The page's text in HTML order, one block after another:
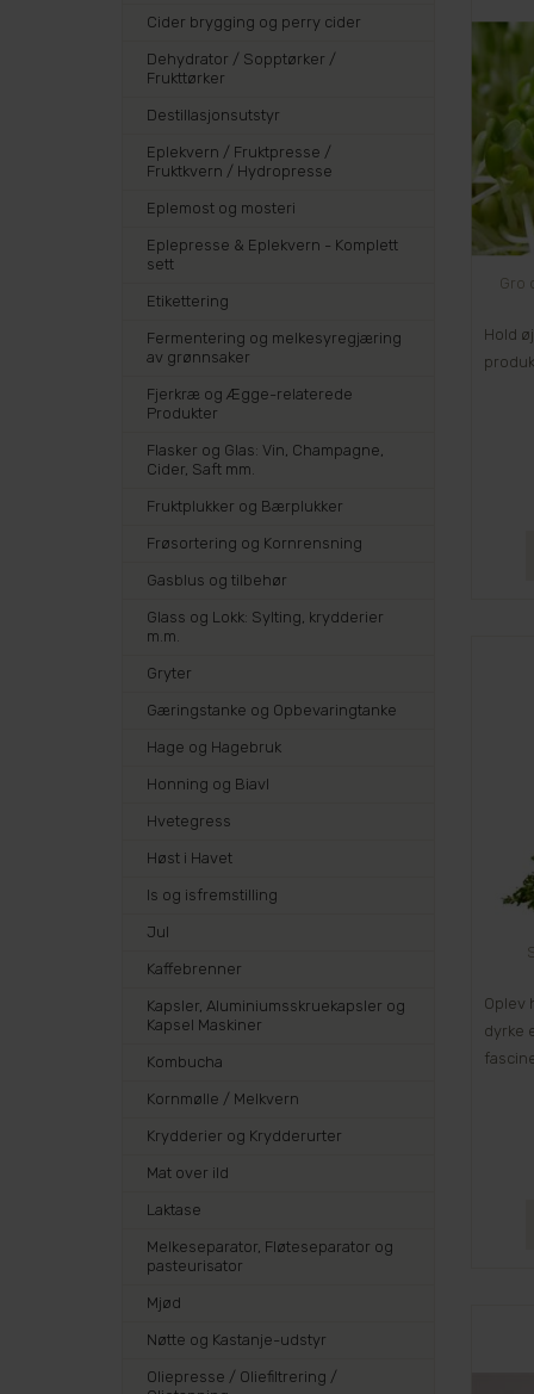
Gro
Hold
Oplev
dyrke
Cider brygging og perry cider
Dehydrator / Sopptørker /
Frukttørker
Destillasjonsutstyr
Eplekvern / Fruktpresse /
Fruktkvern / Hydropresse
Eplemost og mosteri
Eplepresse & Eplekvern - Komplett
sett
Etikettering
Fermentering og melkesyregjæring
av grønnsaker
Fjerkræ og Ægge-relaterede
Produkter
Flasker og Glas: Vin, Champagne,
Cider, Saft mm.
Fruktplukker og Bærplukker
Frøsortering og Kornrensning
Gasblus og tilbehør
Glass og Lokk: Sylting, krydderier
m.m.
Gryter
Gæringstanke og Opbevaringtanke
Hage og Hagebruk
Honning og Biavl
Hvetegress
Høst i Havet
Is og isfremstilling
Jul
Kaffebrenner
Kapsler, Aluminiumsskruekapsler og
Kapsel Maskiner
Kombucha
Kornmølle / Melkvern
Krydderier og Krydderurter
Mat over ild
Laktase
Melkeseparator, Fløteseparator og
pasteurisator
Mjød
Nøtte og Kastanje-udstyr
Oliepresse / Oliefiltrering /